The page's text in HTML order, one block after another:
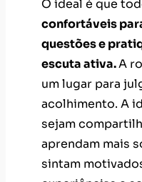
O ideal é que
confortáveis
questões e
escuta ativa.A
um lugar para
acolhimento. A
sejam
aprendam mais
sintam